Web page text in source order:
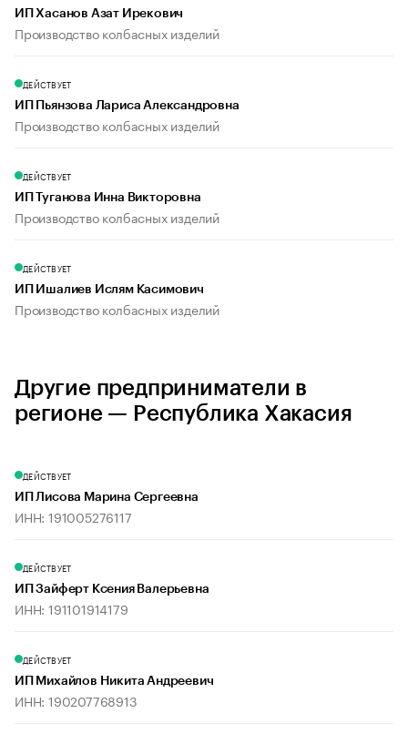
ИП Хасанов Азат Ирекович
Производство колбасных изделий
ДЕЙСТВУЕТ
ИП Пьянзова Лариса Александровна
Производство колбасных изделий
ДЕЙСТВУЕТ
ИП Туганова Инна Викторовна
Производство колбасных изделий
ДЕЙСТВУЕТ
ИП Ишалиев Ислям Касимович
Производство колбасных изделий
Другие предприниматели в
регионе — Республика Хакасия
ДЕЙСТВУЕТ
ИП Лисова Марина Сергеевна
ИНН: 191005276117
ДЕЙСТВУЕТ
ИП Зайферт Ксения Валерьевна
ИНН: 191101914179
ДЕЙСТВУЕТ
ИП Михайлов Никита Андреевич
ИНН: 190207768913